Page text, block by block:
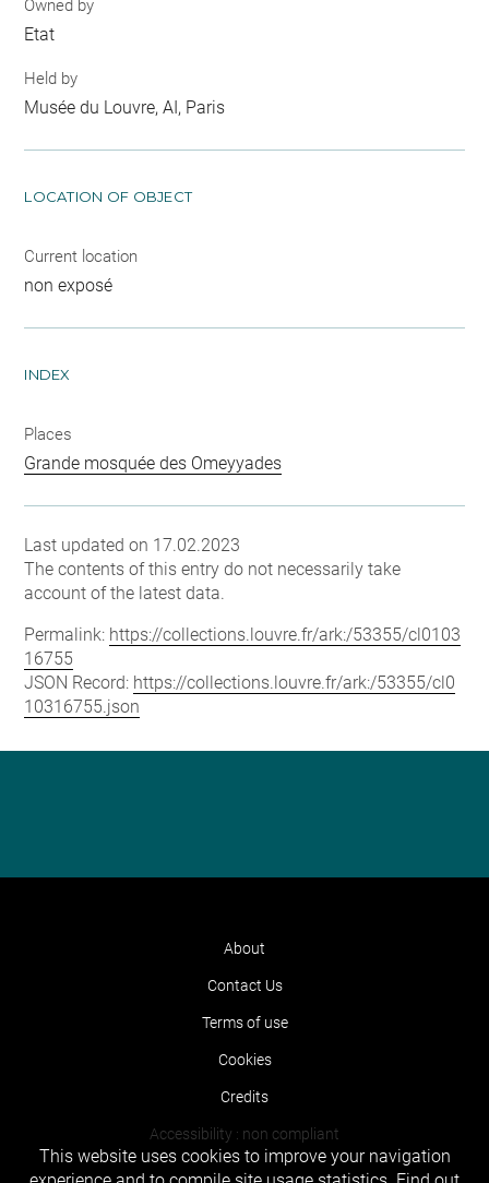
Owned by
Etat
Held by
Musée du Louvre, AI, Paris
LOCATION OF OBJECT
Current location
non exposé
INDEX
Places
Grande mosquée des Omeyyades
Last updated on 17.02.2023
The contents of this entry do not necessarily take
account of the latest data.
Permalink: https://collections.louvre.fr/ark:/53355/cl0103
16755
JSON Record: https://collections.louvre.fr/ark:/53355/cl0
10316755.json
About
Contact Us
Terms of use
Cookies
Credits
Accessibility : non compliant
This website uses cookies to improve your navigation